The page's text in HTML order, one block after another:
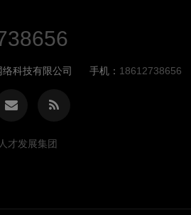
科技有限公司 手机： 18612738656
才发展集团